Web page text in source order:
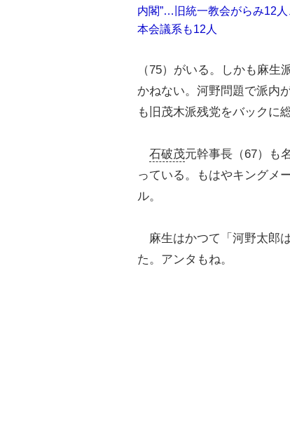
内閣”…旧統一教会がらみ12人
本会議系も12人
（75）がいる。しかも麻
かねない。河野問題で派内
も旧茂木派残党をバックに
石破茂元幹事長（67）も
っている。もはやキングメ
ル。
麻生はかつて「河野太郎
た。アンタもね。